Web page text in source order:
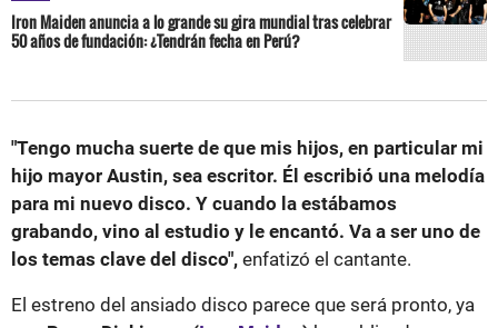
Iron Maiden anuncia a lo grande su gira mundial tras celebrar
50 años de fundación: ¿Tendrán fecha en Perú?
"Tengo mucha suerte de que mis hijos, en particular mi
hijo mayor Austin, sea escritor. Él escribió una melodía
para mi nuevo disco. Y cuando la estábamos
grabando, vino al estudio y le encantó. Va a ser uno de
los temas clave del disco", enfatizó el cantante.
El estreno del ansiado disco parece que será pronto, ya